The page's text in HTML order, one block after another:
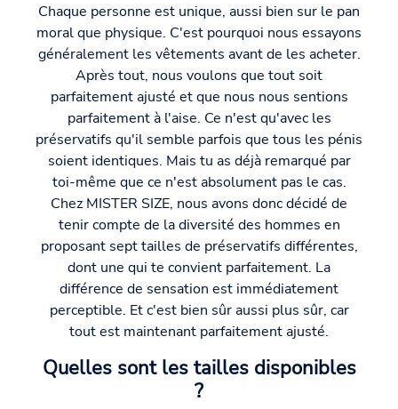
Chaque personne est unique, aussi bien sur le pan
moral que physique. C'est pourquoi nous essayons
généralement les vêtements avant de les acheter.
Après tout, nous voulons que tout soit
parfaitement ajusté et que nous nous sentions
parfaitement à l'aise. Ce n'est qu'avec les
préservatifs qu'il semble parfois que tous les pénis
soient identiques. Mais tu as déjà remarqué par
toi-même que ce n'est absolument pas le cas.
Chez MISTER SIZE, nous avons donc décidé de
tenir compte de la diversité des hommes en
proposant sept tailles de préservatifs différentes,
dont une qui te convient parfaitement. La
différence de sensation est immédiatement
perceptible. Et c'est bien sûr aussi plus sûr, car
tout est maintenant parfaitement ajusté.
Quelles sont les tailles disponibles
?